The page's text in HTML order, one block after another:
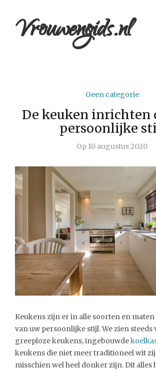
Vrouwengids.nl
Geen categorie
De keuken inrichten
persoonlijke
Op 10 augustus 2020
Keukens zijn er in alle soorten en
van uw persoonlijke stijl. We zien steeds
greeploze keukens, ingebouwde
keukens die niet meer traditioneel wit
misschien wel heel donker zijn. Dit alles